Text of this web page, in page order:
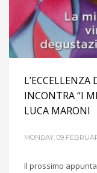
INCONTRA “I
LUCA MARONI
MONDAY, 09
Il prossimo